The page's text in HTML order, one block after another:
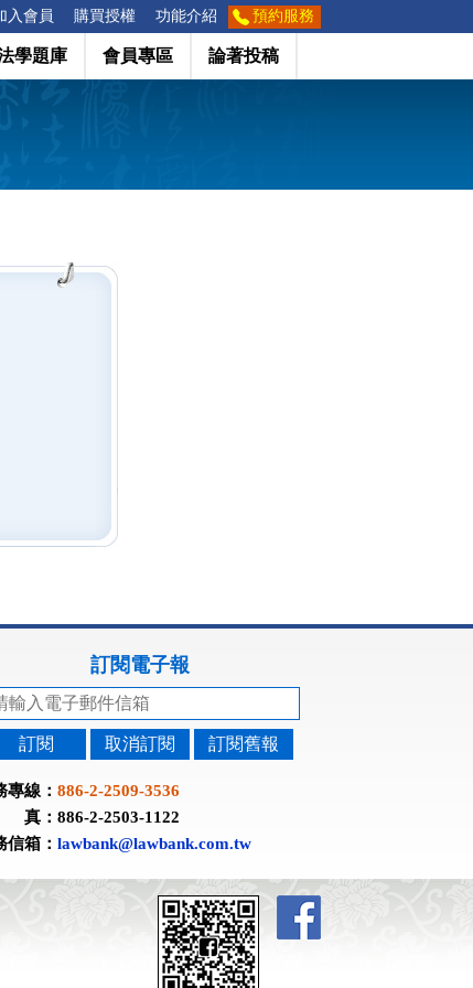
入會員 購買授權 功能介紹 預約服務
學題庫 會員專區 論著投稿
訂閱電子報
訂閱 取消訂閱 訂閱舊報
專線： 886-2-2509-3536
：886-2-2503-1122
信箱： lawbank@lawbank.com.tw